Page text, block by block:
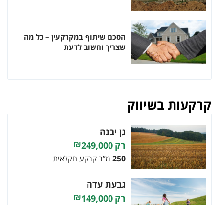
הסכם שיתוף במקרקעין – כל מה
שצריך וחשוב לדעת
קרקעות בשיווק
גן יבנה
249,000
250 מ”ר קרקע חקלאית
גבעת עדה
149,000